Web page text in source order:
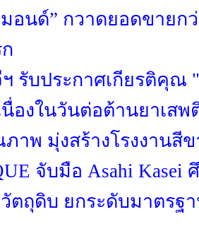
อนด์” กวาดยอดขายกว่
รับประกาศเกียรติคุณ
องในวันต่อต้านยาเสพ
าพ มุ่งสร้างโรงงานสี
จับมือ Asahi Kasei
ตถุดิบ ยกระดับมาตรฐ